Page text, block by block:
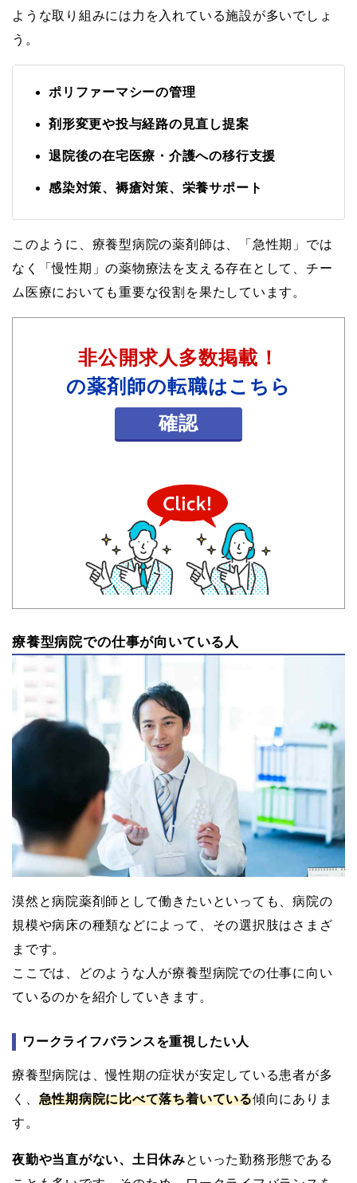
ような取り組みには力を入れている施設が多いでしょ
う。
ポリファーマシーの管理
剤形変更や投与経路の見直し提案
退院後の在宅医療・介護への移行支援
感染対策、褥瘡対策、栄養サポート
このように、療養型病院の薬剤師は、「急性期」では
なく「慢性期」の薬物療法を支える存在として、チー
ム医療においても重要な役割を果たしています。
非公開求人多数掲載！
の薬剤師の転職はこちら
確認
療養型病院での仕事が向いている人
漠然と病院薬剤師として働きたいといっても、病院の
規模や病床の種類などによって、その選択肢はさまざ
まです。
ここでは、どのような人が療養型病院での仕事に向い
ているのかを紹介していきます。
ワークライフバランスを重視したい人
療養型病院は、慢性期の症状が安定している患者が多
く、 急性期病院に比べて落ち着いている傾向にありま
す。
夜勤や当直がない、土日休みといった勤務形態である